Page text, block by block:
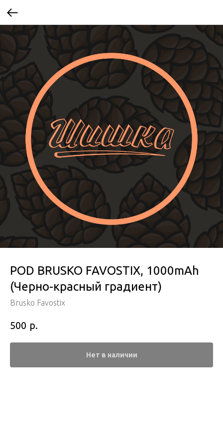
POD BRUSKO FAVOSTIX, 1000mAh
(Черно-красный градиент)
Brusko Favostix
500 р.
Нет в наличии